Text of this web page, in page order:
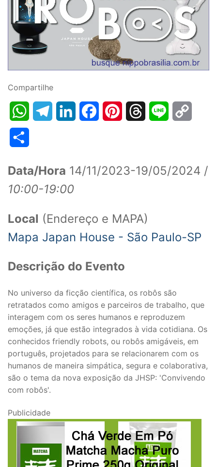
Compartilhe
WhatsAppTelegramLinkedInFacebookPinterestThreads Line
Data/Hora 14/11/2023-19/05/2024 /
10:00-19:00
Local (Endereço e MAPA)
Mapa Japan House - São Paulo-SP
Descrição do Evento
No universo da ficção científica, os robôs são
retratados como amigos e parceiros de trabalho, que
interagem com os seres humanos e reproduzem
emoções, já que estão integrados à vida cotidiana. Os
conhecidos friendly robots, ou robôs amigáveis, em
português, projetados para se relacionarem com os
humanos de maneira simpática, segura e colaborativa,
são o tema da nova exposição da JHSP: 'Convivendo
com robôs'.
Publicidade